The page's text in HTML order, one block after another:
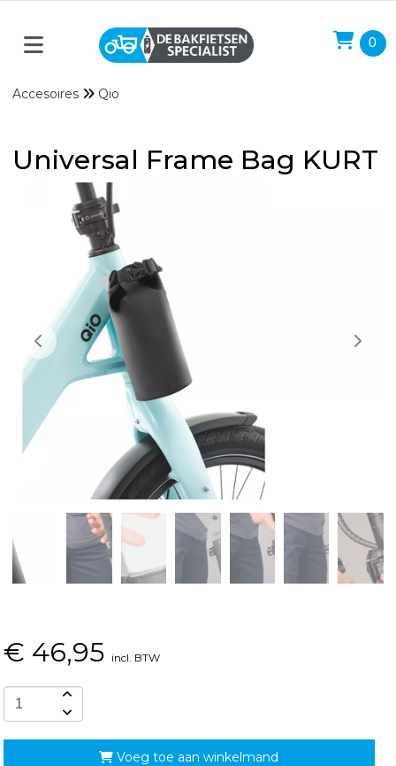
0
Accesoires Qio
Universal Frame Bag KURT
€ 46,95 incl. BTW
Voeg toe aan winkelmand